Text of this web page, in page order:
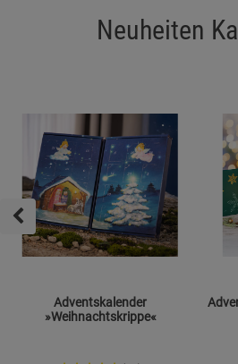
Neuheiten
Adventskalender
»Weihnachtskrippe«